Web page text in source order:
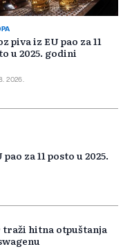
piva iz EU pao za 11
u 2025. godini
2026.
za 11 posto u 2025.
hitna otpuštanja